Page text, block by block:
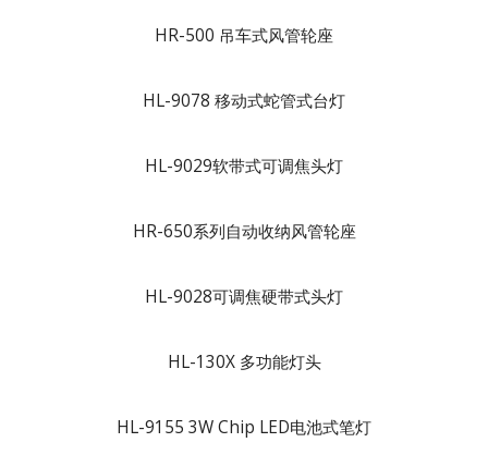
HR-500 吊车式风管轮座
HL-9078 移动式蛇管式台灯
HL-9029软带式可调焦头灯
HR-650系列自动收纳风管轮座
HL-9028可调焦硬带式头灯
HL-130X 多功能灯头
HL-9155 3W Chip LED电池式笔灯